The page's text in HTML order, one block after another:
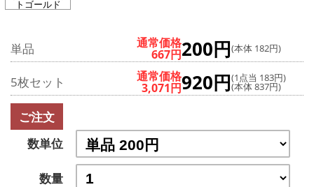
トゴールド
単品 通常価格
667円200円(本体 182円)
5枚セット 通常価格
3,071円920円(1点当 183円)
(本体 837円)
ご注文
数単位
数量